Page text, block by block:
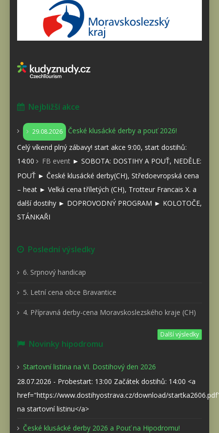
Nejbližší akce
29.08.2026
České klusácké derby a pouť 2026!
Celý víkend plný zábavy! start akce 9:00, start dostihů:
14:00
FB event ► SOBOTA: DOSTIHY A POUŤ, NEDĚLE:
POUŤ ► České klusácké derby(CH), Středoevropská cena
– heat ► Velká cena tříletých (CH), Trotteur Francais X. a
další dostihy ► DOPROVODNÝ PROGRAM ► KOLOTOČE,
STÁNKAŘI
Poslední výsledky
6. Srpnový handicap
5. Letní cena obce Bravantice
4. Přípravná derby-cena Moravskoslezského kraje (CH)
Další výsledky
Novinky hipodromu
Startovní listina na VI. Dostihový den 2026
28.07.2026 - Probestart: 13:00 Začátek dostihů: 14:00 <a
href="https://www.dostihyostrava.cz/download/
na startovní listinu</a>
České klusácké derby 2026 a Pouť na Hipodromu!